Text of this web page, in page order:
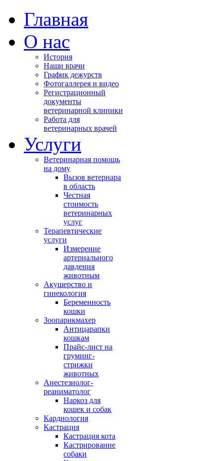
Главная
О нас
История
Наши врачи
График дежурств
Фотогаллерея и видео
Регистрационный
документы
ветеринарной клиники
Работа для
ветеринарных врачей
Услуги
Ветеринарная помощь
на дому
Вызов ветернара
в область
Честная
стоимость
ветеринарных
услуг
Терапевтические
услуги
Измерение
артериального
давдения
животным
Акушерство и
гинекология
Беременность
кошки
Зоопарикмахер
Антицарапки
кошкам
Прайс-лист на
груминг-
стрижки
животных
Анестезиолог-
реаниматолог
Наркоз для
кошек и собак
Кардиология
Кастрация
Кастрация кота
Кастрирование
собаки